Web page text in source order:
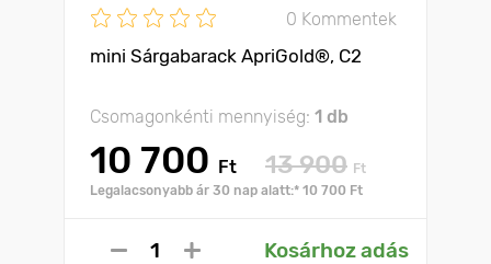
0 Kommentek
mini Sárgabarack ApriGold®, C2
Csomagonkénti mennyiség: 1 db
10 700 Ft 13 900 Ft
Legalacsonyabb ár 30 nap alatt:* 10 700 Ft
Kosárhoz adás